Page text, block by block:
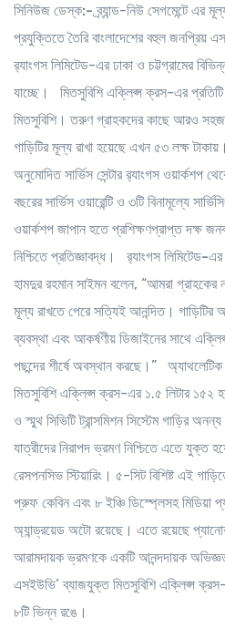
সিনিউজ ডেস্ক:-ব্র্যান্ড-নিউ সেগমেন্টে এর
প্রযুক্তিতে তৈরি বাংলাদেশের বহুল জনপ্রিয়
র‍্যাংগস লিমিটেড-এর ঢাকা ও চট্টগ্রামের
যাচ্ছে। মিতসুবিশি এক্লিপ্স ক্রস-এর
মিতসুবিশি। তরুণ গ্রাহকদের কাছে আরও
গাড়িটির মূল্য রাখা হয়েছে এখন ৫৩ লক্ষ
অনুমোদিত সার্ভিস সেন্টার র‌্যাংগস ওয়ার্কশপ
বছরের সার্ভিস ওয়ারেন্টি ও ৩টি বিনামূল্যে
ওয়ার্কশপ জাপান হতে প্রশিক্ষণপ্রাপ্ত দক্ষ
নিশ্চিতে প্রতিজ্ঞাবদ্ধ। র‌্যাংগস লিমিটেড-এর
হামদুর রহমান সাইমন বলেন, “আমরা গ্রাহকের
মূল্য রাখতে পেরে সত্যিই আনন্দিত। গাড়িটির
ব্যবস্থা এবং আকর্ষণীয় ডিজাইনের সাথে
পছন্দের শীর্ষে অবস্থান করছে।”
মিতসুবিশি এক্লিপ্স ক্রস-এর ১.৫ লিটার ১৫২
ও স্মুথ সিভিটি ট্রান্সমিশন সিস্টেম গাড়ির
যাত্রীদের নিরাপদ ভ্রমণ নিশ্চিতে এতে যুক্ত
রেসপনসিভ স্টিয়ারিং। ৫-সিট বিশিষ্ট এই
প্রুফ কেবিন এবং ৮ ইঞ্চি ডিস্প্লেসহ মিডিয়া
অ্যান্ড্রয়েড অটো রয়েছে। এতে রয়েছে
আরামদায়ক ভ্রমণকে একটি আনন্দদায়ক
এসইউভি’ ব্যাজযুক্ত মিতসুবিশি এক্লিপ্স
৮টি ভিন্ন রঙে।